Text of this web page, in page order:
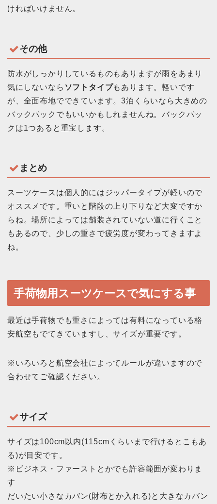
ければいけません。
その他
防水がしっかりしているものもありますが雨をあまり
気にしないなら ソフトタイプもあります。軽いです
が、全面布地でできています。3泊くらいなら大きめの
バックパックでもいいかもしれませんね。バックパッ
クは1つあると重宝します。
まとめ
スーツケースは個人的にはジッパータイプが軽いので
オススメです。重いと階段の上り下りなど大変ですか
らね。場所によっては舗装されていない道に行くこと
もあるので、少しの重さで疲労度が変わってきますよ
ね。
手荷物用スーツケースで気にする事
最近は手荷物でも重さによっては有料になっている格
安航空もでてきていますし、サイズが重要です。
※いろいろと航空会社によってルールが違いますので
合わせてご確認ください。
サイズ
サイズは100cm以内(115cmくらいまで行けるとこもあ
る)が目安です。
※ビジネス・ファーストとかでも許容範囲が変わりま
す
だいたい小さなカバン(財布とか入れる)と大きなカバン